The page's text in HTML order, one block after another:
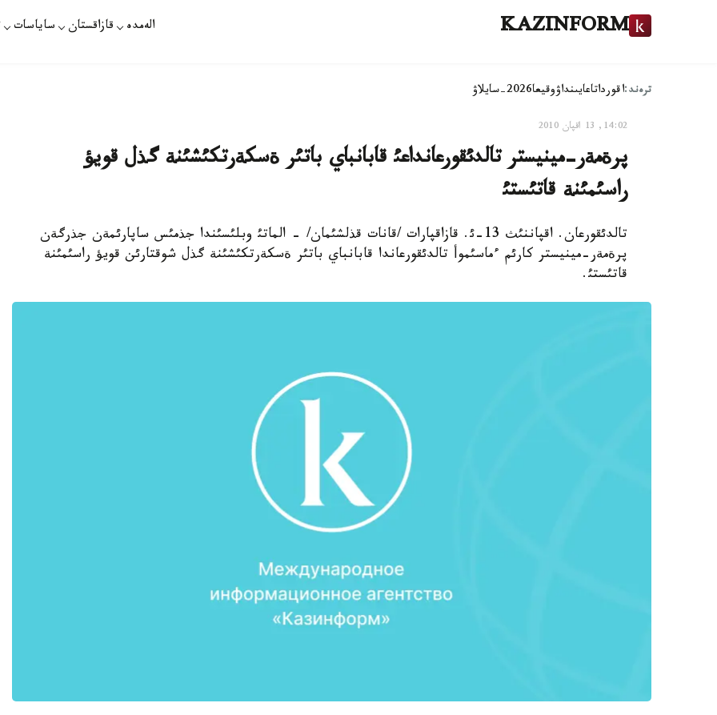
KAZINFORM الەمدە قازاقستان ساياسات
ترەند:اقورداتاعايىنداۋوقيعا2026-سايلاۋ
14:02, 13 اقپان 2010
پرةمةر-مينيستر تالدئقورعانداعئ قابانباي باتئر ةسكةرتكئشئنة گذل قويؤ
راسئمئنة قاتئستئ
تالدئقورعان. اقپاننئث 13-ئ. قازاقپارات /قانات قذلشئمان/ - الماتئ وبلئسئندا جذمئس ساپارئمةن جذرگةن
پرةمةر-مينيستر كارئم ءماسئموأ تالدئقورعاندا قابانباي باتئر ةسكةرتكئشئنة گذل شوقتارئن قويؤ راسئمئنة
قاتئستئ.